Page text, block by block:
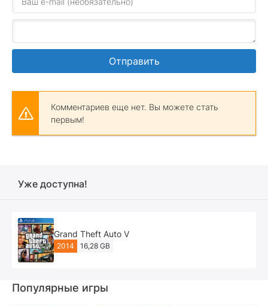
Отправить
Комментариев еще нет. Вы можете стать
первым!
Уже доступна!
Grand Theft Auto V
2014 16,28 GB
Популярные игры